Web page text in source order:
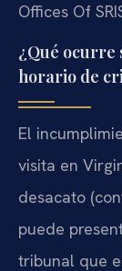
Offices Of
¿Qué ocurre
horario de
El
visita en
desacato
puede
tribunal que